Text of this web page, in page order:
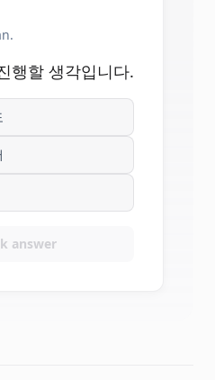
행할 생각입니다.
answer